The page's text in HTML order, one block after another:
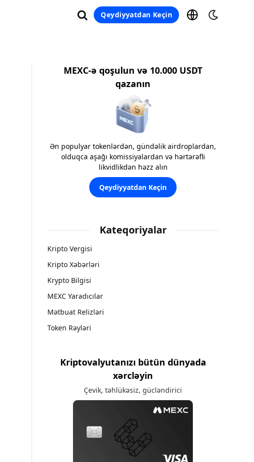
Qeydiyyatdan Keçin
MEXC-ə qoşulun və 10.000 USDT
qazanın
Ən populyar tokenlərdən, gündəlik airdroplardan,
olduqca aşağı komissiyalardan və hərtərəfli
likvidlikdən həzz alın
Qeydiyyatdan Keçin
Kateqoriyalar
Kripto Vergisi
Kripto Xəbərləri
Krypto Bilgisi
MEXC Yaradıcılar
Mətbuat Relizləri
Token Rəyləri
Kriptovalyutanızı bütün dünyada
xərcləyin
Çevik, təhlükəsiz, gücləndirici